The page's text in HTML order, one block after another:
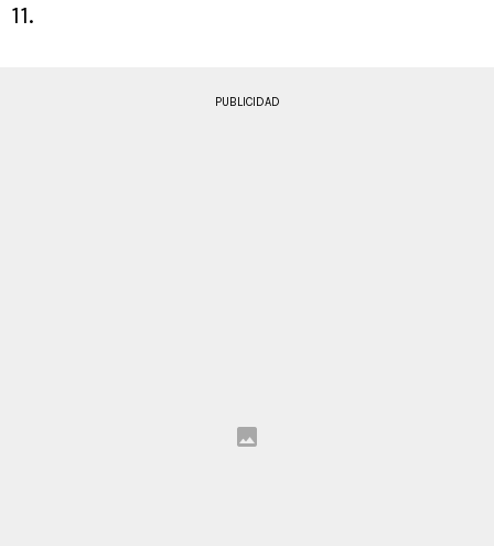
11.
PUBLICIDAD